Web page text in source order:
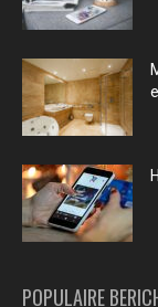
POPULAIRE